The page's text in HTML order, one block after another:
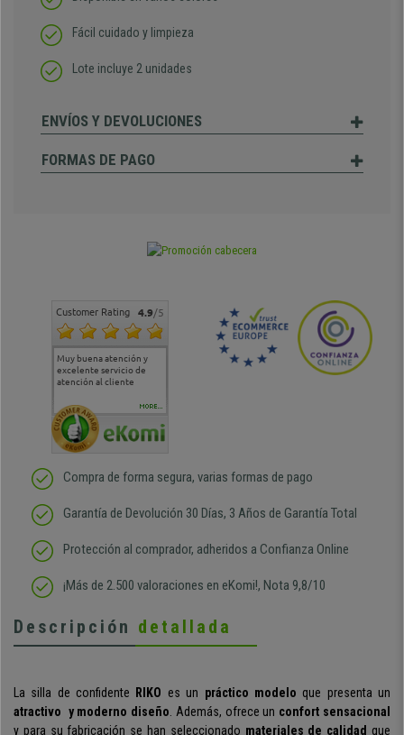
Fácil cuidado y limpieza
Lote incluye 2 unidades
ENVÍOS Y DEVOLUCIONES
FORMAS DE PAGO
Customer Rating 4.9/5
Muy buena atención y
excelente servicio de
atención al cliente
Muy buena atención de
cara al asesoramiento
Si estoy contento
MORE...
Compra de forma segura, varias formas de pago
Garantía de Devolución 30 Días, 3 Años de Garantía Total
Protección al comprador, adheridos a Confianza Online
¡Más de 2.500 valoraciones en eKomi!, Nota 9,8/10
Descripción detallada
La silla de confidente RIKO es un práctico modelo que presenta un
atractivo y moderno diseño . Además, ofrece un confort sensacional
y para su fabricación se han seleccionado materiales de calidad que